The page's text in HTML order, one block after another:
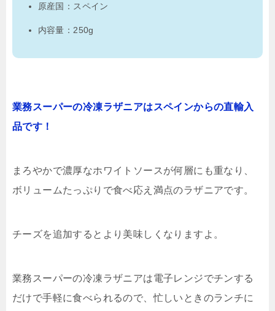
原産国：スペイン
内容量：250g
業務スーパーの冷凍ラザニアはスペインからの直輸入
品です！
まろやかで濃厚なホワイトソースが何層にも重なり、
ボリュームたっぷりで食べ応え満点のラザニアです。
チーズを追加するとより美味しくなりますよ。
業務スーパーの冷凍ラザニアは電子レンジでチンする
だけで手軽に食べられるので、忙しいときのランチに